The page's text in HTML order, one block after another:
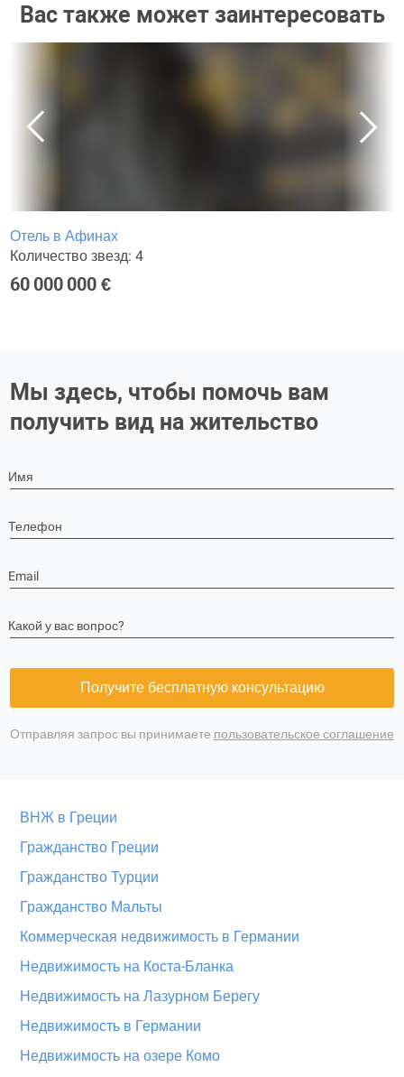
Вас также может заинтересовать
Отель в Афинах
Количество звезд: 4
60 000 000 €
Мы здесь, чтобы помочь вам
получить вид на жительство
Имя
Телефон
Email
Какой у вас вопрос?
Получите бесплатную консультацию
Отправляя запрос вы принимаете пользовательское соглашение
ВНЖ в Греции
Гражданство Греции
Гражданство Турции
Гражданство Мальты
Коммерческая недвижимость в Германии
Недвижимость на Коста-Бланка
Недвижимость на Лазурном Берегу
Недвижимость в Германии
Недвижимость на озере Комо